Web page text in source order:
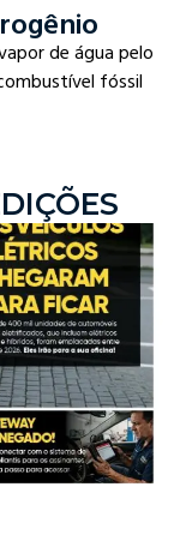
de água pelo
fóssil